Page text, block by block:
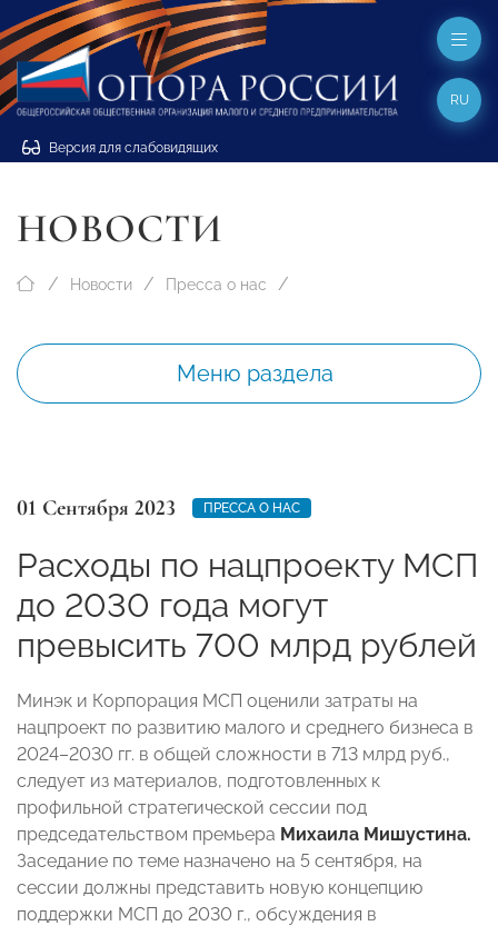
Версия для слабовидящих
RU
НОВОСТИ
Новости Пресса о нас
Меню раздела
01 Сентября 2023 ПРЕССА О НАС
Расходы по нацпроекту МСП
до 2030 года могут
превысить 700 млрд рублей
Минэк и Корпорация МСП оценили затраты на
нацпроект по развитию малого и среднего бизнеса в
2024–2030 гг. в общей сложности в 713 млрд руб.,
следует из материалов, подготовленных к
профильной стратегической сессии под
председательством премьера Михаила Мишустина.
Заседание по теме назначено на 5 сентября, на
сессии должны представить новую концепцию
поддержки МСП до 2030 г., обсуждения в